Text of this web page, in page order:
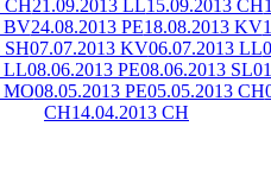
CH21.09.2013 LL15.09.2013 CH
BV24.08.2013 PE18.08.2013 KV
SH07.07.2013 KV06.07.2013 LL
LL08.06.2013 PE08.06.2013 SL
MO08.05.2013 PE05.05.2013 CH
CH14.04.2013 CH